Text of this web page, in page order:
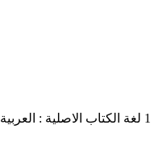
لغة الكتاب الاصلية : العربية